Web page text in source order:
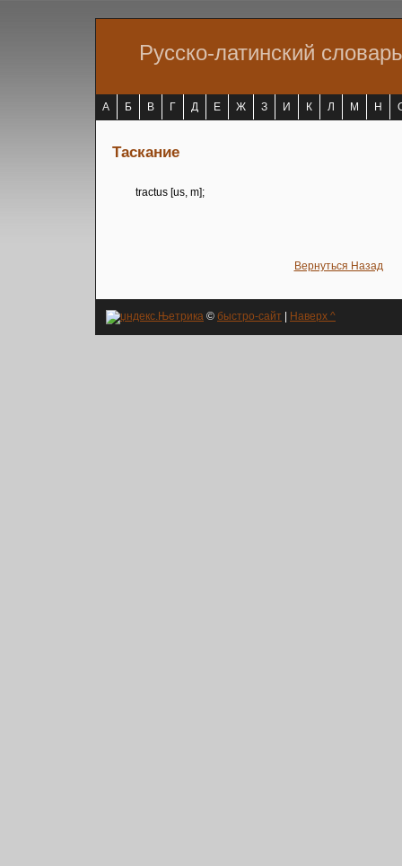
Русско-латинский словарь
А Б В Г Д Е Ж З И К Л М Н
Таскание
tractus [us, m];
Вернуться Назад
© быстро-сайт | Наверх ^